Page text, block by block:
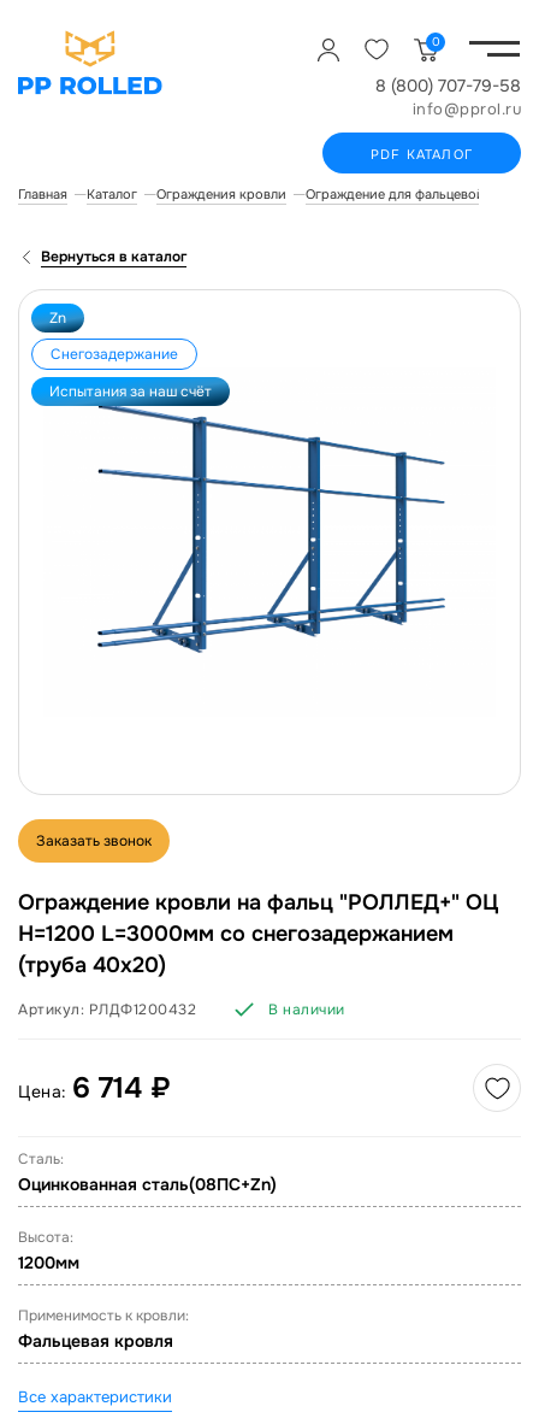
0
8 (800) 707-79-58
info@pprol.ru
PDF КАТАЛОГ
Главная Каталог Ограждения кровли Ограждение для фальцевой кровли
Вернуться в каталог
Zn
Снегозадержание
Испытания за наш счёт
Заказать звонок
Ограждение кровли на фальц "РОЛЛЕД+" ОЦ
H=1200 L=3000мм со снегозадержанием
(труба 40х20)
Артикул: РЛДФ1200432 В наличии
Цена: 6 714 ₽
Сталь:
Оцинкованная сталь(08ПС+Zn)
Высота:
1200мм
Применимость к кровли:
Фальцевая кровля
Все характеристики